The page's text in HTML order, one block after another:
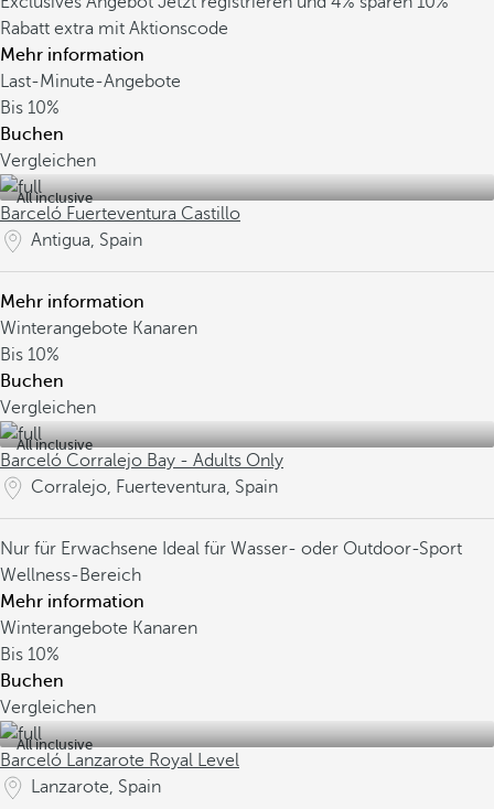
Rabatt extra mit Aktionscode
Mehr information
Last-Minute-Angebote
Bis 10%
Buchen
Vergleichen
All inclusive
Barceló Fuerteventura Castillo
Antigua, Spain
Mehr information
Winterangebote Kanaren
Bis 10%
Buchen
Vergleichen
All inclusive
Barceló Corralejo Bay - Adults Only
Corralejo, Fuerteventura, Spain
Nur für Erwachsene Ideal für Wasser- oder Outdoor-Sport
Wellness-Bereich
Mehr information
Winterangebote Kanaren
Bis 10%
Buchen
Vergleichen
All inclusive
Barceló Lanzarote Royal Level
Lanzarote, Spain